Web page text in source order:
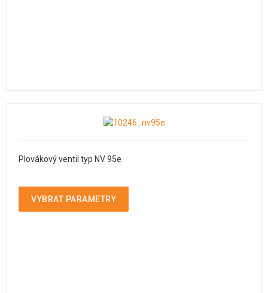
Plovákový ventil typ NV 95e
VYBRAT PARAMETRY